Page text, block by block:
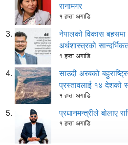
रानामगर
१ हप्ता अगाडि
नेपालको विकास
अर्थशास्त्रको
१ हप्ता अगाडि
साउदी अरबको
प्रस्तावलाई १४ देशको
१ हप्ता अगाडि
प्रधानमन्त्रीले बोलाए
१ हप्ता अगाडि